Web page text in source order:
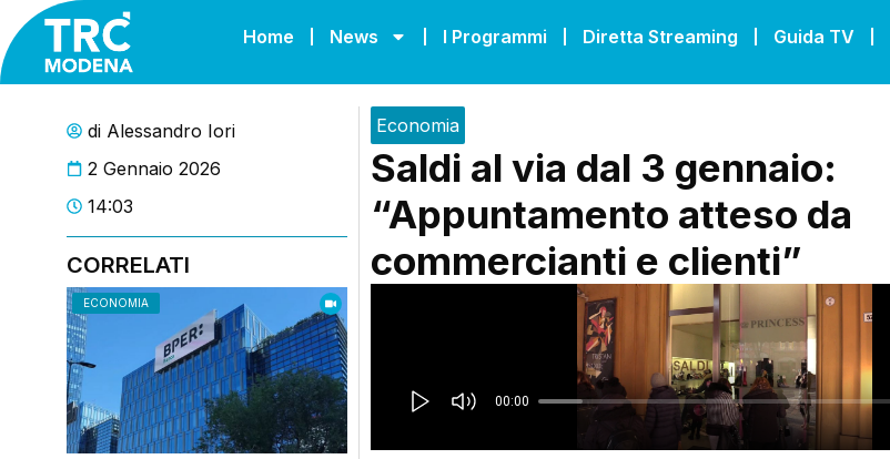
Home News I Programmi Diretta Streaming Guida TV
di Alessandro Iori
2 Gennaio 2026
14:03
CORRELATI
ECONOMIA
Economia
Saldi al via dal 3 gennaio:
“Appuntamento atteso da
commercianti e clienti”